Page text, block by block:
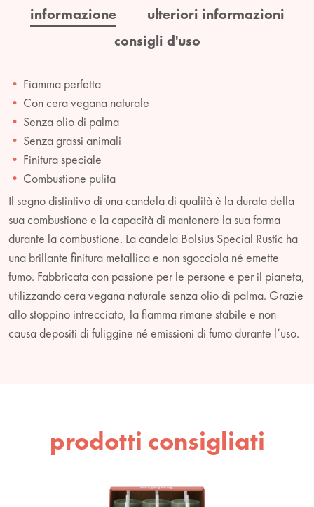
informazione
ulteriori informazioni
consigli d'uso
Fiamma perfetta
Con cera vegana naturale
Senza olio di palma
Senza grassi animali
Finitura speciale
Combustione pulita
Il segno distintivo di una candela di qualità è la durata della
sua combustione e la capacità di mantenere la sua forma
durante la combustione. La candela Bolsius Special Rustic ha
una brillante finitura metallica e non sgocciola né emette
fumo. Fabbricata con passione per le persone e per il pianeta,
utilizzando cera vegana naturale senza olio di palma. Grazie
allo stoppino intrecciato, la fiamma rimane stabile e non
causa depositi di fuliggine né emissioni di fumo durante l’uso.
prodotti consigliati